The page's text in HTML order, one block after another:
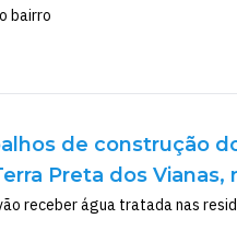
bairro
de construção
Preta dos Vianas,
receber água tratada nas